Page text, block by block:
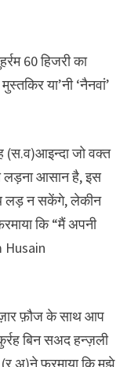
60 हिजरी का
या’नी ‘नैनवां’
(स.व)आइन्दा जो वक्त
लड़ना आसान है, इस
लड़ न सकेंगे, लेकीन
कि “मैं अपनी
Husain
फ़ौज के साथ आप
बिन सअद हन्ज़ली